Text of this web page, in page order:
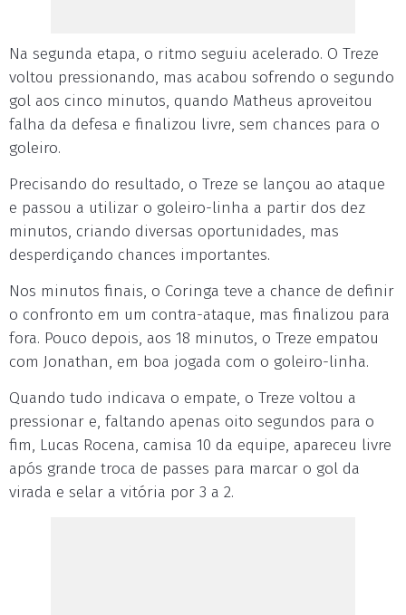
Na segunda etapa, o ritmo seguiu acelerado. O Treze
voltou pressionando, mas acabou sofrendo o segundo
gol aos cinco minutos, quando Matheus aproveitou
falha da defesa e finalizou livre, sem chances para o
goleiro.
Precisando do resultado, o Treze se lançou ao ataque
e passou a utilizar o goleiro-linha a partir dos dez
minutos, criando diversas oportunidades, mas
desperdiçando chances importantes.
Nos minutos finais, o Coringa teve a chance de definir
o confronto em um contra-ataque, mas finalizou para
fora. Pouco depois, aos 18 minutos, o Treze empatou
com Jonathan, em boa jogada com o goleiro-linha.
Quando tudo indicava o empate, o Treze voltou a
pressionar e, faltando apenas oito segundos para o
fim, Lucas Rocena, camisa 10 da equipe, apareceu livre
após grande troca de passes para marcar o gol da
virada e selar a vitória por 3 a 2.